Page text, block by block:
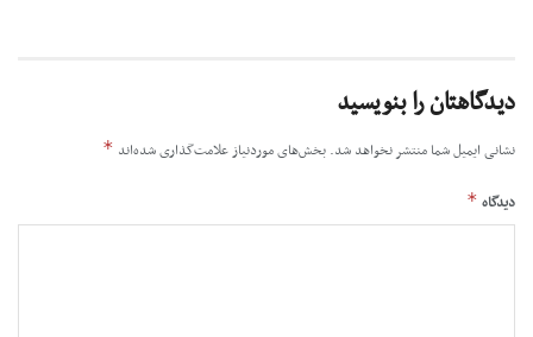
دیدگاهتان را بنویسید
نشانی ایمیل شما منتشر نخواهد شد. بخش‌های موردنیاز علامت‌گذاری شده‌اند *
دیدگاه *